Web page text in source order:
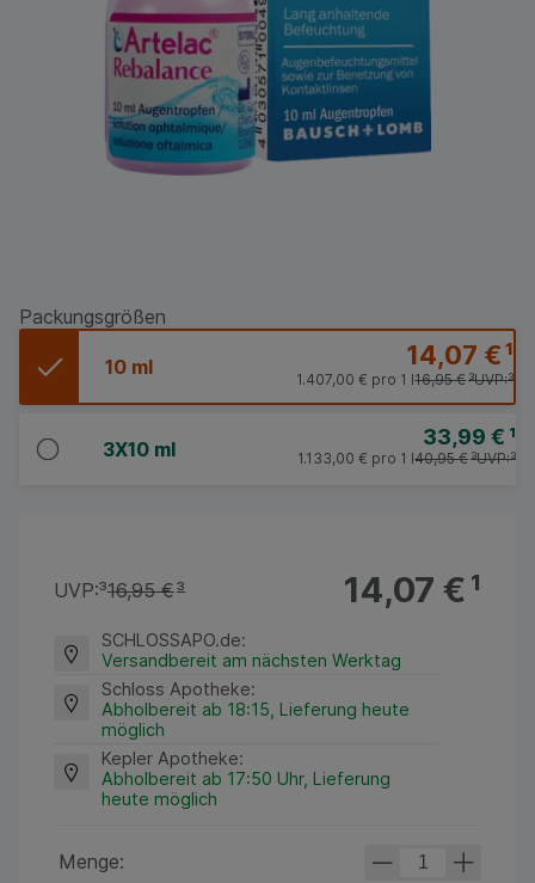
Packungsgrößen
10 ml 14,07 €¹
UVP:³
16,95 €³
1.407,00 € pro 1 l
3X10 ml 33,99 € ¹
UVP:³
40,95 €³
1.133,00 € pro 1 l
14,07 €¹
UVP:³16,95 €³
SCHLOSSAPO.de:
Versandbereit am nächsten Werktag
Schloss Apotheke:
Abholbereit ab 18:15, Lieferung heute
möglich
Kepler Apotheke:
Abholbereit ab 17:50 Uhr, Lieferung
heute möglich
Menge: